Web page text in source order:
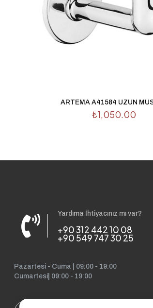
ARTEMA A41584 UZUN
₺1,050.00
Yardıma İhtiyacınız mı var?
+90 312 442 10 08
+90 549 747 30 25
Pazartesi - Cuma | 09:00 - 19:00
Cumartesi| 09:00 - 19:00